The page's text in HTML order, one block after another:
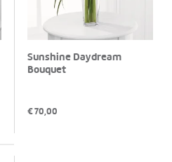
Sunshine Daydream
Bouquet
€70,00